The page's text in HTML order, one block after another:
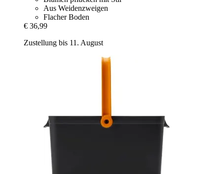
Aus Weidenzweigen
Flacher Boden
€ 36,99
Zustellung bis 11. August